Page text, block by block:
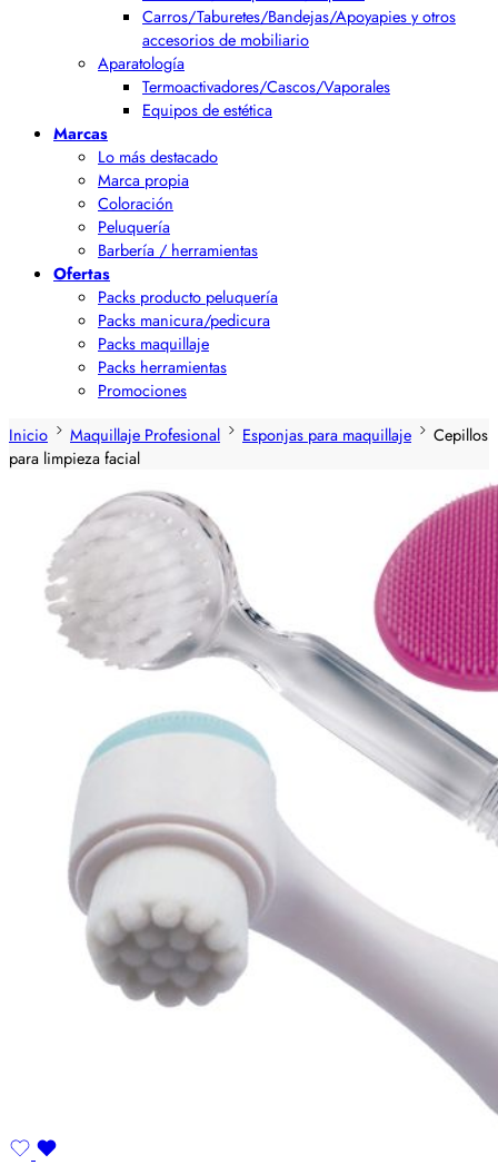
Carros/Taburetes/Bandejas/Apoyapies y otros
accesorios de mobiliario
Aparatología
Termoactivadores/Cascos/Vaporales
Equipos de estética
Marcas
Lo más destacado
Marca propia
Coloración
Peluquería
Barbería / herramientas
Ofertas
Packs producto peluquería
Packs manicura/pedicura
Packs maquillaje
Packs herramientas
Promociones
Inicio
Maquillaje Profesional Esponjas para maquillaje
Cepillos
para limpieza facial